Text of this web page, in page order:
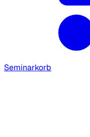
Seminarkorb